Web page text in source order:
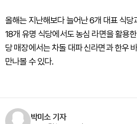
올해는 지난해보다 늘어난 6개 대표 식당
18개 유명 식당에서도 농심 라면을 활용
당 매장에서는 차돌 대파 신라면과 한우
만나볼 수 있다.
박미소 기자